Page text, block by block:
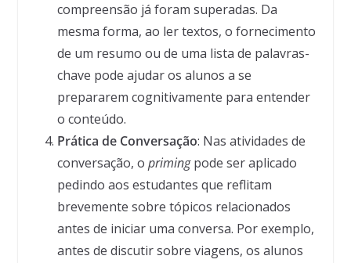
compreensão já foram superadas. Da
mesma forma, ao ler textos, o fornecimento
de um resumo ou de uma lista de palavras-
chave pode ajudar os alunos a se
prepararem cognitivamente para entender
o conteúdo.
Prática de Conversação: Nas atividades de
conversação, o primingpode ser aplicado
pedindo aos estudantes que reflitam
brevemente sobre tópicos relacionados
antes de iniciar uma conversa. Por exemplo,
antes de discutir sobre viagens, os alunos